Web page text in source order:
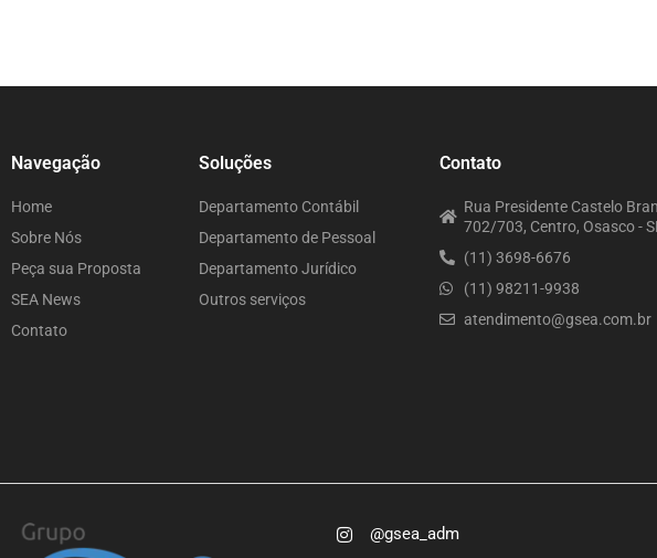
Navegação
Home
Sobre Nós
Peça sua Proposta
SEA News
Contato
Soluções
Departamento Contábil
Departamento de Pessoal
Departamento Jurídico
Outros serviços
Contato
Rua Presidente Castelo
702/703, Centro, Osasco -
(11) 3698-6676
(11) 98211-9938
atendimento@gsea.com.br
@gsea_adm